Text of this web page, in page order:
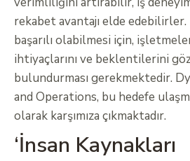
rekabet avantajı elde
başarılı olabilmesi için,
ihtiyaçlarını ve beklentilerini
bulundurması gerekmektedir.
and Operations, bu hedefe
olarak karşımıza çıkmaktadır.
‘İnsan Kaynakları